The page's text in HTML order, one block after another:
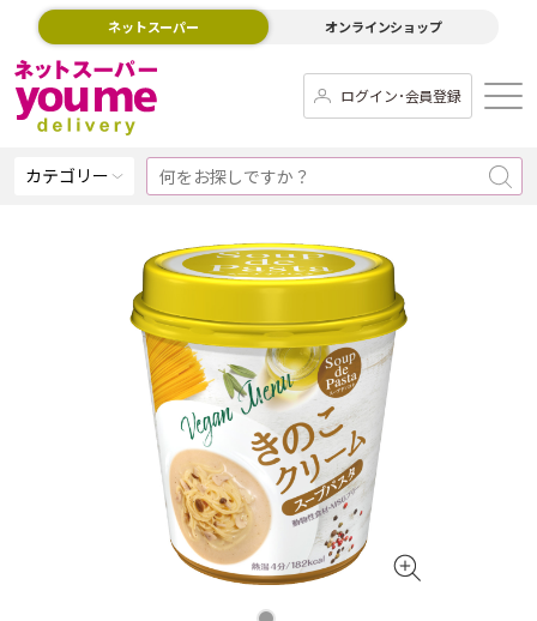
ネットスーパー オンラインショップ
ログイン･会員登録
カテゴリー